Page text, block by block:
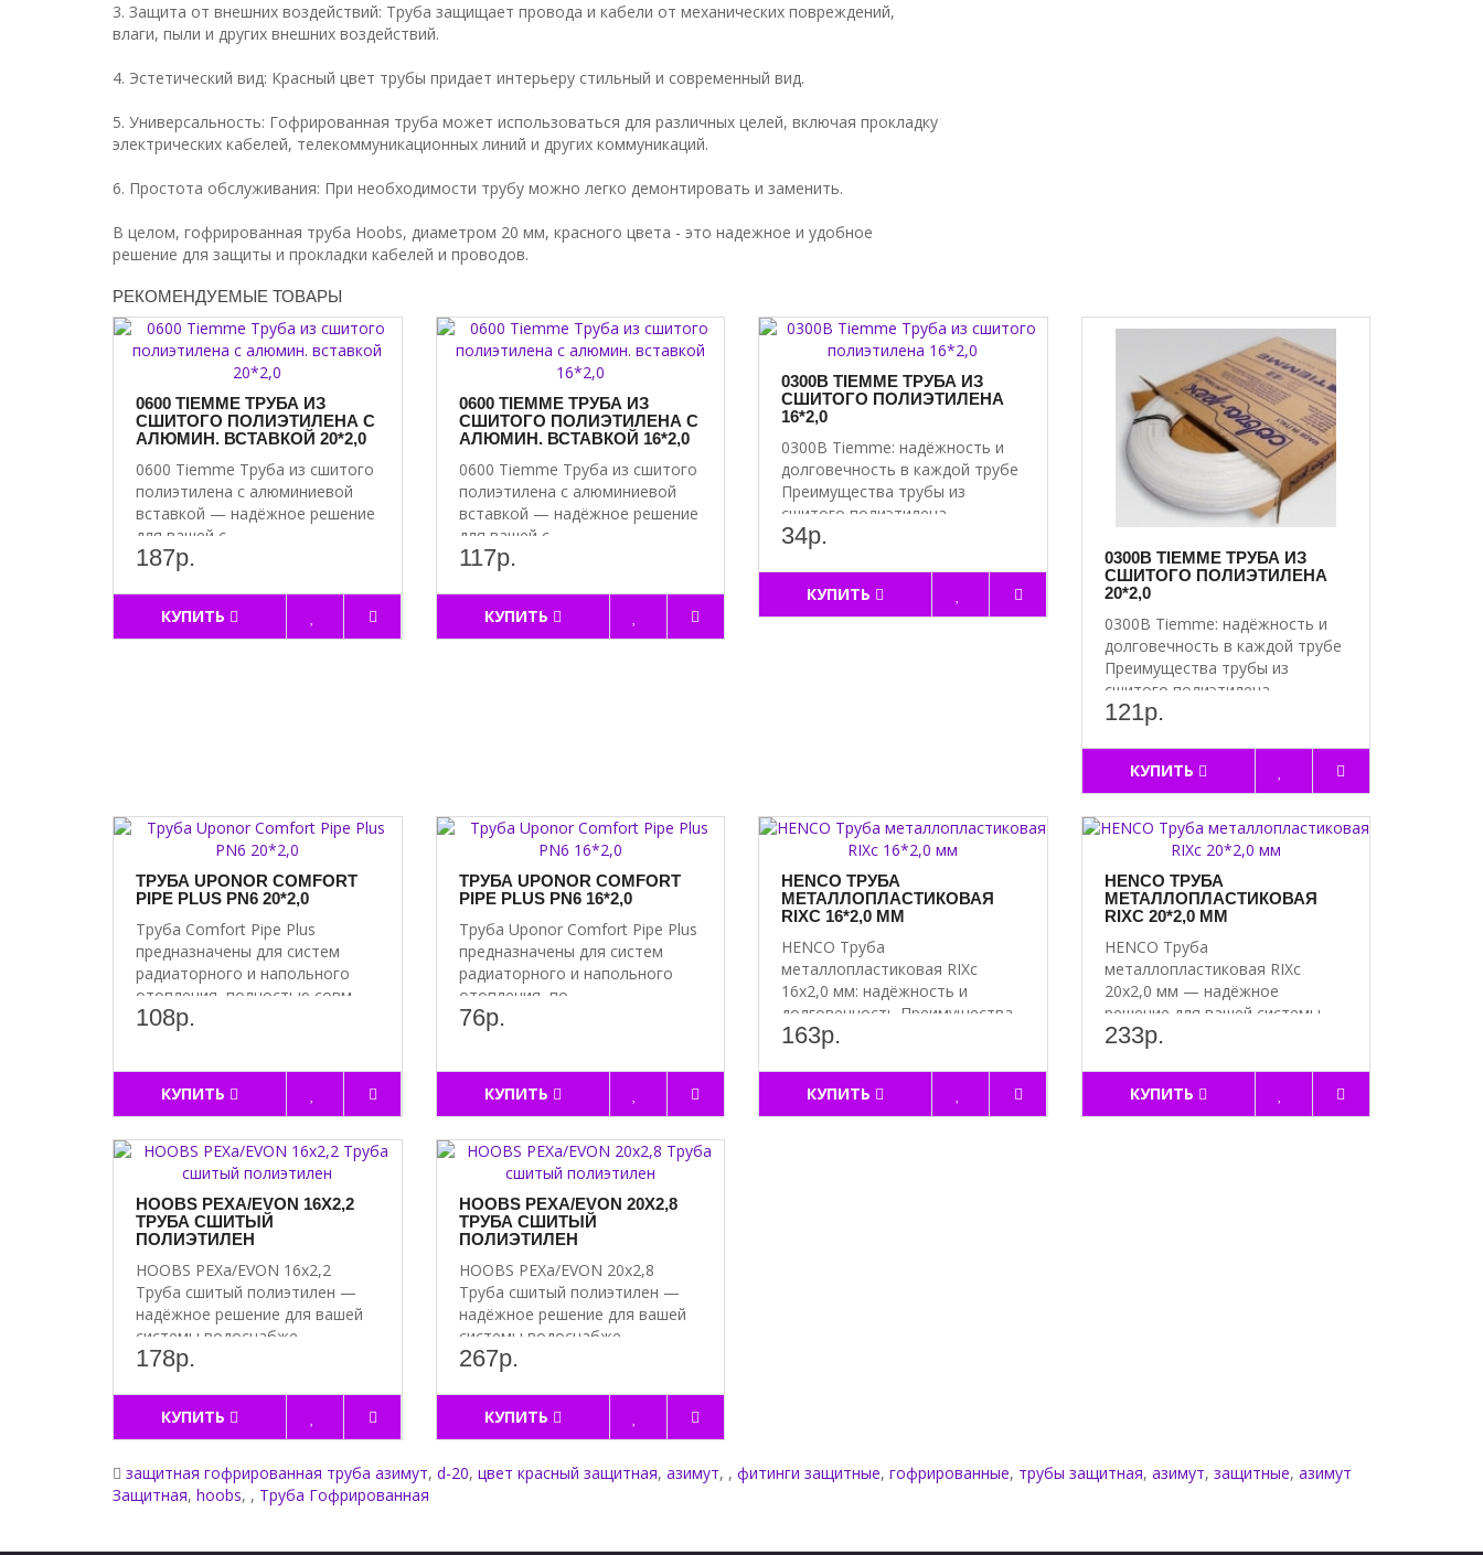
3. Защита от внешних воздействий: Труба защищает провода и кабели от механических повреждений,
влаги, пыли и других внешних воздействий.
4. Эстетический вид: Красный цвет трубы придает интерьеру стильный и современный вид.
5. Универсальность: Гофрированная труба может использоваться для различных целей, включая прокладку
электрических кабелей, телекоммуникационных линий и других коммуникаций.
6. Простота обслуживания: При необходимости трубу можно легко демонтировать и заменить.
В целом, гофрированная труба Hoobs, диаметром 20 мм, красного цвета - это надежное и удобное
решение для защиты и прокладки кабелей и проводов.
РЕКОМЕНДУЕМЫЕ ТОВАРЫ
0600 TIEMME ТРУБА ИЗ
СШИТОГО ПОЛИЭТИЛЕНА С
АЛЮМИН. ВСТАВКОЙ 20*2,0
0600 Tiemme Труба из сшитого
полиэтилена с алюминиевой
вставкой — надёжное решение
для вашей с..
187р.
КУПИТЬ
0600 TIEMME ТРУБА ИЗ
СШИТОГО ПОЛИЭТИЛЕНА С
АЛЮМИН. ВСТАВКОЙ 16*2,0
0600 Tiemme Труба из сшитого
полиэтилена с алюминиевой
вставкой — надёжное решение
для вашей с..
117р.
КУПИТЬ
0300B TIEMME ТРУБА ИЗ
СШИТОГО ПОЛИЭТИЛЕНА
16*2,0
0300B Tiemme: надёжность и
долговечность в каждой трубе
Преимущества трубы из
сшитого полиэтилена..
34р.
КУПИТЬ
0300B TIEMME ТРУБА ИЗ
СШИТОГО ПОЛИЭТИЛЕНА
20*2,0
0300B Tiemme: надёжность и
долговечность в каждой трубе
Преимущества трубы из
сшитого полиэтилена..
121р.
КУПИТЬ
ТРУБА UPONOR COMFORT
PIPE PLUS PN6 20*2,0
Труба Comfort Pipe Plus
предназначены для систем
радиаторного и напольного
отопления, полностью совм..
108р.
КУПИТЬ
ТРУБА UPONOR COMFORT
PIPE PLUS PN6 16*2,0
Труба Uponor Comfort Pipe Plus
предназначены для систем
радиаторного и напольного
отопления, по..
76р.
КУПИТЬ
HENCO ТРУБА
МЕТАЛЛОПЛАСТИКОВАЯ
RIXC 16*2,0 ММ
HENCO Труба
металлопластиковая RIXc
16х2,0 мм: надёжность и
долговечность Преимущества
трубы HENC..
163р.
КУПИТЬ
HENCO ТРУБА
МЕТАЛЛОПЛАСТИКОВАЯ
RIXC 20*2,0 ММ
HENCO Труба
металлопластиковая RIXc
20х2,0 мм — надёжное
решение для вашей системы
водоснабжен..
233р.
КУПИТЬ
HOOBS PEXA/EVON 16Х2,2
ТРУБА СШИТЫЙ
ПОЛИЭТИЛЕН
HOOBS PEXa/EVON 16х2,2
Труба сшитый полиэтилен —
надёжное решение для вашей
системы водоснабже..
178р.
КУПИТЬ
HOOBS PEXA/EVON 20Х2,8
ТРУБА СШИТЫЙ
ПОЛИЭТИЛЕН
HOOBS PEXa/EVON 20х2,8
Труба сшитый полиэтилен —
надёжное решение для вашей
системы водоснабже..
267р.
КУПИТЬ
защитная гофрированная труба азимут, d-20, цвет красный защитная, азимут, , фитинги защитные, гофрированные, трубы защитная, азимут, защитные, азимут
Защитная, hoobs, , Труба Гофрированная